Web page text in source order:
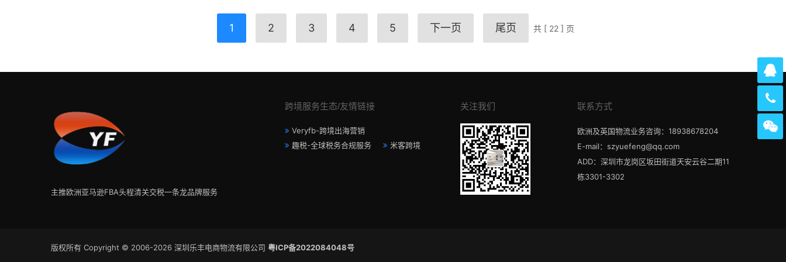
1 2 3 4 5 下一页 尾页 共 [ 22 ] 页
主推欧洲亚马逊FBA头程清关交税一条龙品牌服务
跨境服务生态/友情链接
Veryfb-跨境出海营销
趣税-全球税务合规服务
米客跨境
关注我们 联系方式
欧洲及英国物流业务咨询：18938678204
E-mail：szyuefeng@qq.com
ADD：深圳市龙岗区坂田街道天安云谷二期11
栋3301-3302
版权所有 Copyright © 2006-2026 深圳乐丰电商物流有限公司 粤ICP备2022084048号